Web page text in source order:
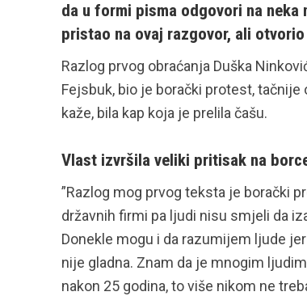
da u formi pisma odgovori na
pristao na ovaj razgovor, ali
Razlog prvog obraćanja Duška
Fejsbuk, bio je borački protest,
kaže, bila kap koja je prelila čašu.
Vlast izvršila veliki pritisak na
”Razlog mog prvog teksta je borački
državnih firmi pa ljudi nisu smjeli da
Donekle mogu i da razumijem ljude
nije gladna. Znam da je mnogim
nakon 25 godina, to više nikom ne